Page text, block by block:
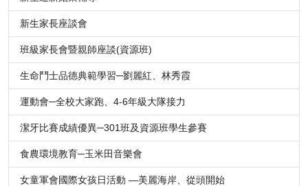
新生家長座談會
班級家長會暨親師座談(資源班)
生命鬥士品德典範學習─劉麗紅、林秀霞
運動會─全校大家跑、4-6年級大隊接力
潔牙比賽成績優異─301班及資源班學生參賽
食農環境教育─玉米田音樂會
女童軍會國際女孩日活動 —美麗海岸、從頭開始